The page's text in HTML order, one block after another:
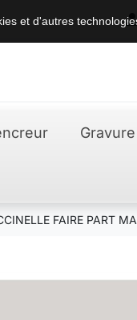
Gravure
FAIRE PART
et d'autres